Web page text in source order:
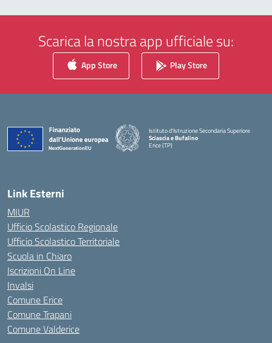
Scarica la nostra app ufficiale su:
App Store Play Store
Istituto d'Istruzione Secondaria Superiore
Sciascia e Bufalino
Erice (TP)
Link Esterni
MIUR
Ufficio Scolastico Regionale
Ufficio Scolastico Territoriale
Scuola in Chiaro
Iscrizioni On Line
Invalsi
Comune Erice
Comune Trapani
Comune Valderice